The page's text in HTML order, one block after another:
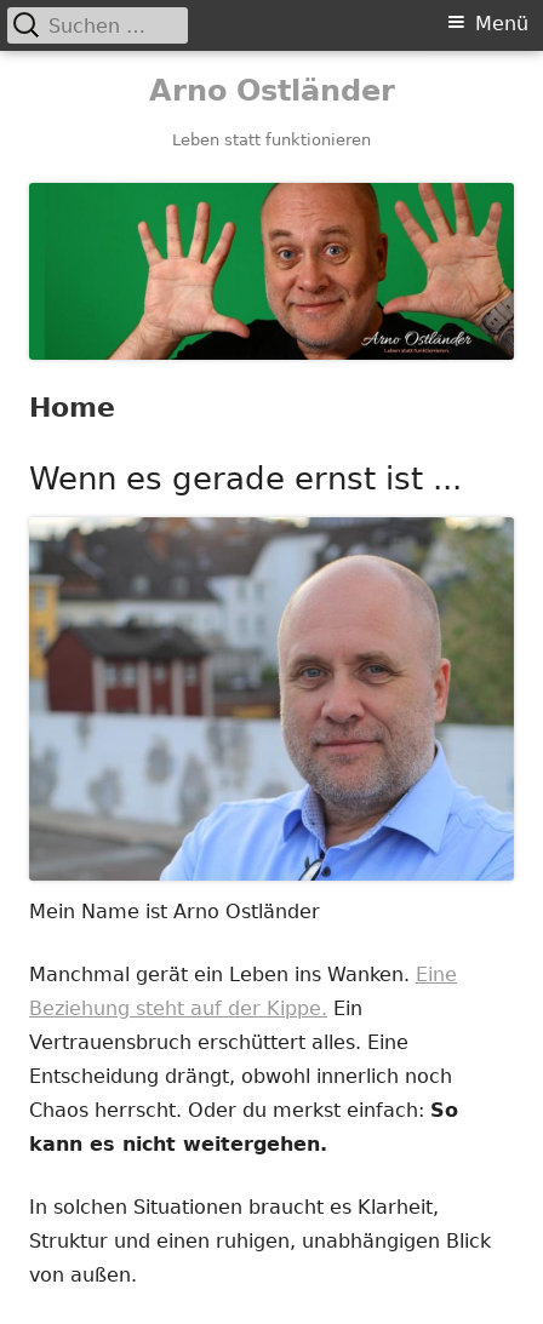
Arno Ostländer
Leben statt funktionieren
Primäres
Menü
Suchen
nach:
Home
Wenn es gerade ernst ist ...
Mein Name ist Arno Ostländer
Manchmal gerät ein Leben ins Wanken. Eine
Beziehung steht auf der Kippe. Ein
Vertrauensbruch erschüttert alles. Eine
Entscheidung drängt, obwohl innerlich noch
Chaos herrscht. Oder du merkst einfach: So
kann es nicht weitergehen.
In solchen Situationen braucht es Klarheit,
Struktur und einen ruhigen, unabhängigen Blick
von außen.